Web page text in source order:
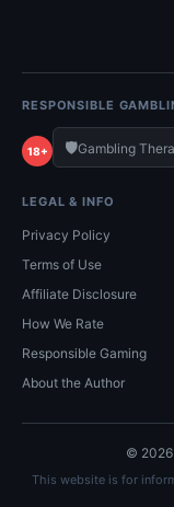
RESPONSIBLE
18+ 🛡️Gambling
LEGAL & INFO
Privacy Policy
Terms of Use
Affiliate Disclosure
How We Rate
Responsible Gaming
About the Author
© 2026
This website is for